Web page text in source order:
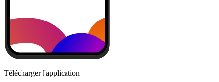
Télécharger l'application